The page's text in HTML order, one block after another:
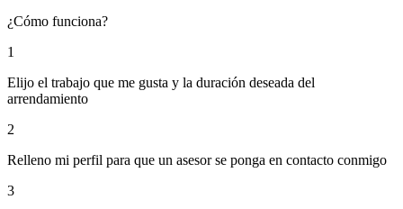
¿Cómo funciona?
1
Elijo el trabajo que me gusta y la duración deseada del
arrendamiento
2
Relleno mi perfil para que un asesor se ponga en contacto conmigo
3